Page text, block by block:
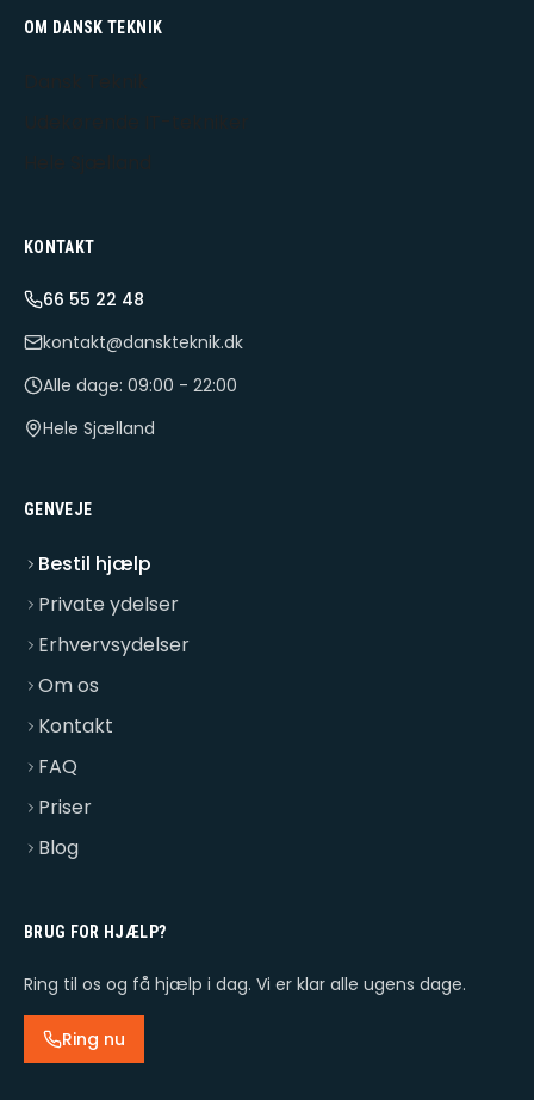
OM DANSK TEKNIK
KONTAKT
66 55 22 48
kontakt@danskteknik.dk
Alle dage: 09:00 - 22:00
Hele Sjælland
GENVEJE
Bestil hjælp
Private ydelser
Erhvervsydelser
Om os
Kontakt
FAQ
Priser
Blog
BRUG FOR HJÆLP?
Ring til os og få hjælp i dag. Vi er klar alle ugens dage.
Ring nu